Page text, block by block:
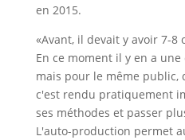
en 2015.
«Avant, il devait y avoir 7-8
En ce moment il y en a
mais pour le même public,
c'est rendu pratiquement
ses méthodes et passer
L'auto-production permet